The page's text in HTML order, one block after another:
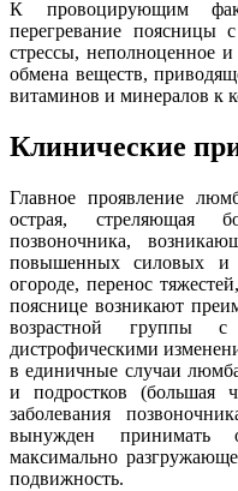
К провоцирующим
перегревание поясницы
стрессы, неполноценное
обмена веществ,
витаминов и минералов к
Клинические
Главное проявление
острая, стреляющая
позвоночника,
повышенных силовых и
огороде, перенос
пояснице возникают
возрастной группы с
дистрофическими
в единичные случаи
и подростков (большая
заболевания
вынужден принимать
максимально
подвижность.